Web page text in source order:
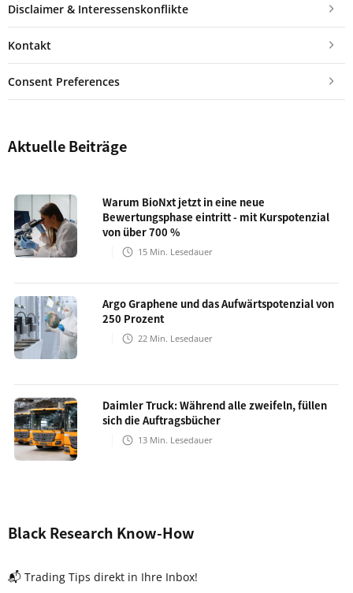
Disclaimer & Interessenskonflikte
Kontakt
Consent Preferences
Aktuelle Beiträge
Warum BioNxt jetzt in eine neue
Bewertungsphase eintritt - mit Kurspotenzial
von über 700 %
15 Min. Lesedauer
Argo Graphene und das Aufwärtspotenzial von
250 Prozent
22 Min. Lesedauer
Daimler Truck: Während alle zweifeln, füllen
sich die Auftragsbücher
13 Min. Lesedauer
Black Research Know-How
📬 Trading Tips direkt in Ihre Inbox!